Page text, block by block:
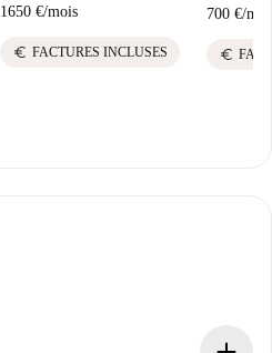
1650 €/mois
euro FACTURES INCLUSES
700 €/
euro